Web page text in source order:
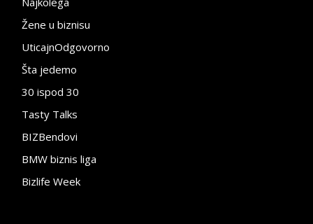
Žene u biznisu
UticajnOdgovorno
Šta jedemo
30 ispod 30
Tasty Talks
BIZBendovi
BMW biznis liga
Bizlife Week